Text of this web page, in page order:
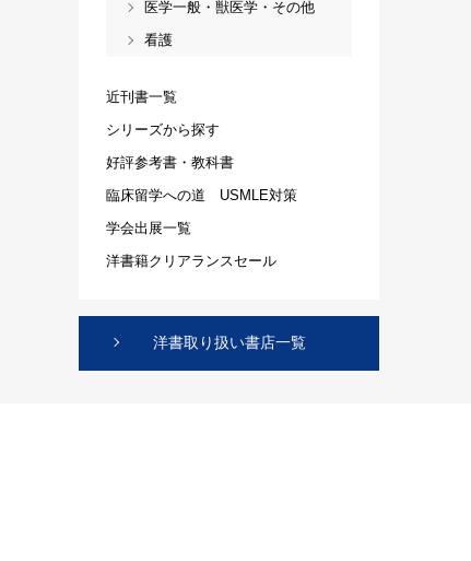
医学一般・獣医学・その他
看護
近刊書一覧
シリーズから探す
好評参考書・教科書
臨床留学への道 USMLE対策
学会出展一覧
洋書籍クリアランスセール
洋書取り扱い書店一覧